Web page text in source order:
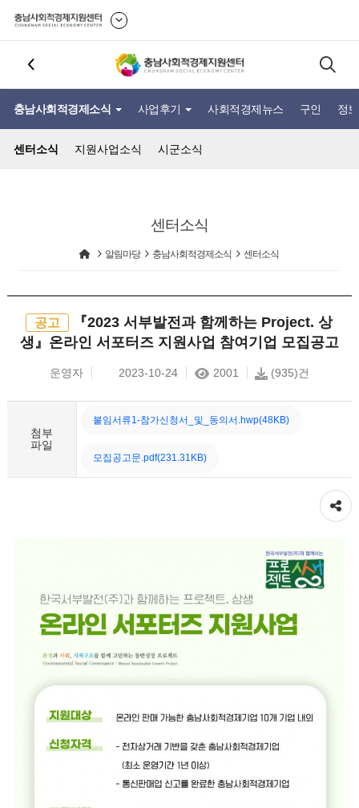
충남사회적경제소식 사업후기 사회적경제뉴스 구인 정
센터소식 지원사업소식 시군소식
센터소식
알림마당 충남사회적경제소식 센터소식
공고
『2023 서부발전과 함께하는 Project. 상
생』온라인 서포터즈 지원사업 참여기업 모집공고
운영자 2023-10-24 2001 (935)건
첨부
파일
붙임서류1-참가신청서_및_동의서.hwp(48KB)
모집공고문.pdf(231.31KB)
공유하기